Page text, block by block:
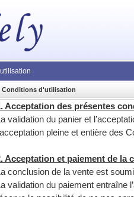
Conditions d'utilisation
Acceptation des présentes
validation du panier et
pleine et entière des
Acceptation et paiement de la
conclusion de la vente est
validation du paiement entraîne